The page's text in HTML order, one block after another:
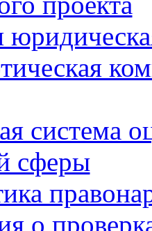
система
сферы
о